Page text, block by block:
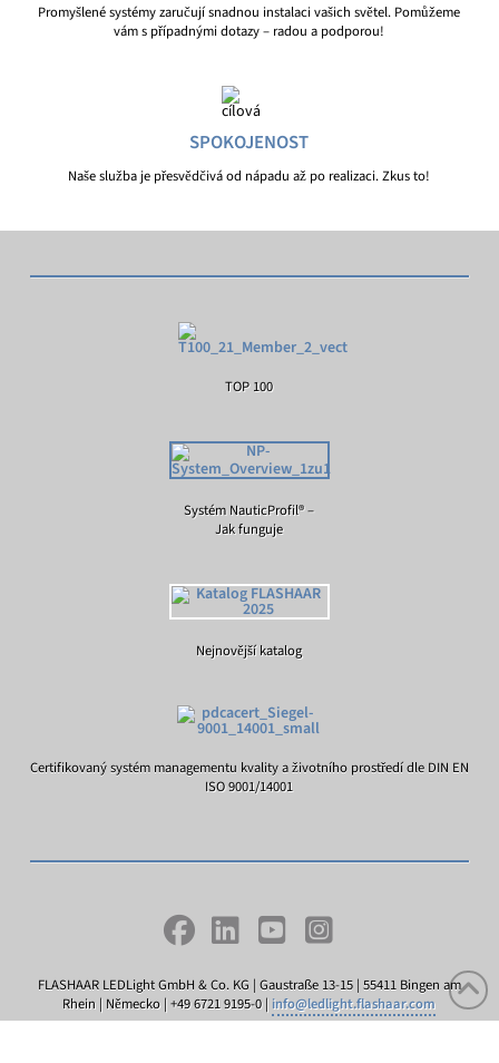
Promyšlené systémy zaručují snadnou instalaci vašich světel. Pomůžeme
vám s případnými dotazy – radou a podporou!
SPOKOJENOST
Naše služba je přesvědčivá od nápadu až po realizaci. Zkus to!
TOP 100
Systém NauticProfil® –
Jak funguje
Nejnovější katalog
Certifikovaný systém managementu kvality a životního prostředí dle DIN EN
ISO 9001/14001
FLASHAAR LEDLight GmbH & Co. KG | Gaustraße 13-15 | 55411 Bingen am
Rhein | Německo | +49 6721 9195-0 | info@ledlight.flashaar.com